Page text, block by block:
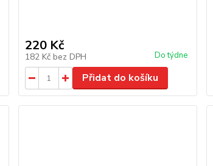
220 Kč
182 Kč bez DPH Do týdne
Přidat do košíku